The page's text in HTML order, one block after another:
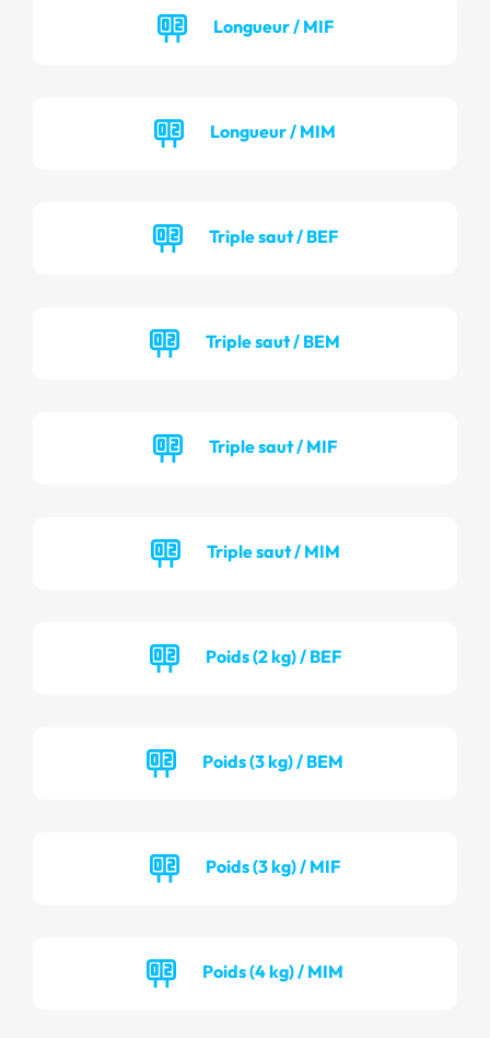
Longueur / MIF
Longueur / MIM
Triple saut / BEF
Triple saut / BEM
Triple saut / MIF
Triple saut / MIM
Poids (2 kg) / BEF
Poids (3 kg) / BEM
Poids (3 kg) / MIF
Poids (4 kg) / MIM